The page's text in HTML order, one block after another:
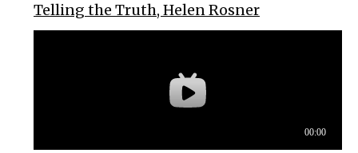
Telling the Truth, Helen Rosner